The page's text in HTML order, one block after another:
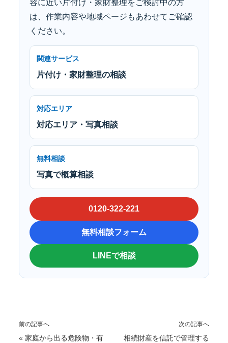
容に近い片付け・家財整理をご検討中の方
は、作業内容や地域ページもあわせてご確認
ください。
関連サービス
片付け・家財整理の相談
対応エリア
対応エリア・写真相談
無料相談
写真で概算相談
0120-322-221
無料相談フォーム
LINEで相談
前の記事へ
« 家庭から出る危険物・有
次の記事へ
相続財産を信託で管理する